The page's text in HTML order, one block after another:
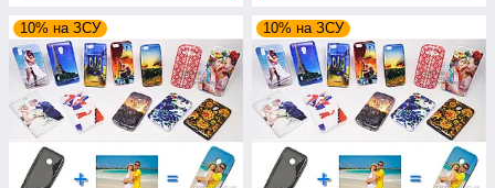
10% на ЗСУ 10% на ЗСУ